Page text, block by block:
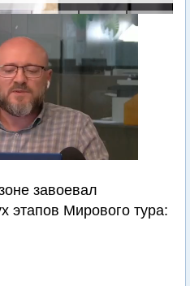
завоевал
этапов Мирового тура: